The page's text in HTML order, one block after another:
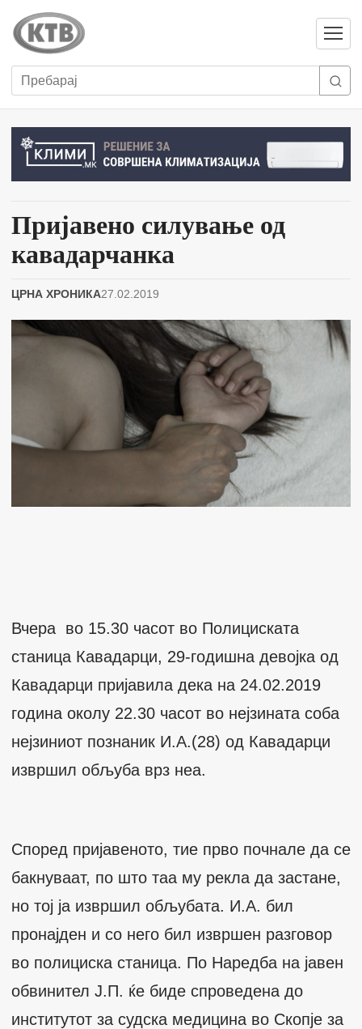
Отвори
мени
Пребарај
Пријавено силување од
кавадарчанка
ЦРНА ХРОНИКА27.02.2019
Вчера во 15.30 часот во Полициската
станица Кавадарци, 29-годишна девојка од
Кавадарци пријавила дека на 24.02.2019
година околу 22.30 часот во нејзината соба
нејзиниот познаник И.А.(28) од Кавадарци
извршил обљуба врз неа.
Според пријавеното, тие прво почнале да се
бакнуваат, по што таа му рекла да застане,
но тој ја извршил обљубата. И.А. бил
пронајден и со него бил извршен разговор
во полициска станица. По Наредба на јавен
обвинител Ј.П. ќе биде спроведена до
институтот за судска медицина во Скопје за